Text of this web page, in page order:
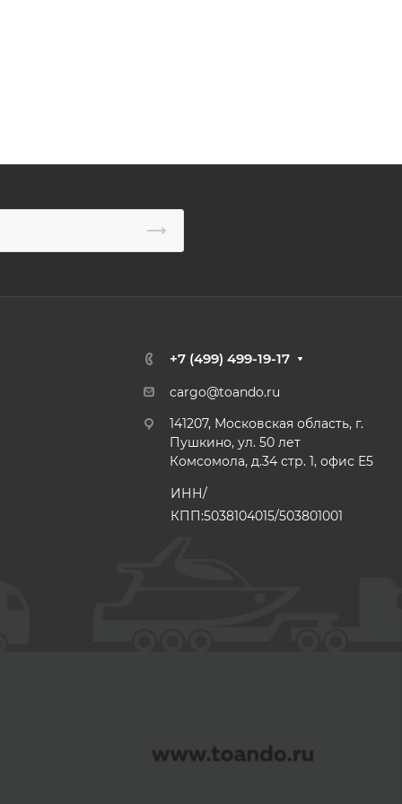
+7 (499) 499-19-17
cargo@toando.ru
141207, Московская область, г.
Пушкино, ул. 50 лет
Комсомола, д.34 стр. 1, офис E5
ИНН/
КПП:5038104015/503801001